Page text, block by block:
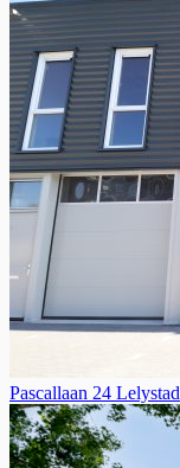
Pascallaan 24 Lelystad